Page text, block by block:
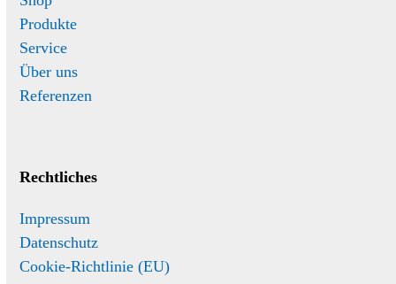
Produkte
Service
Über uns
Referenzen
Rechtliches
Impressum
Datenschutz
Cookie-Richtlinie (EU)